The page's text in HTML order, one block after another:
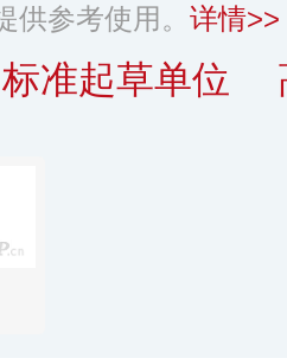
供参考使用。 详情>>
标准起草单位